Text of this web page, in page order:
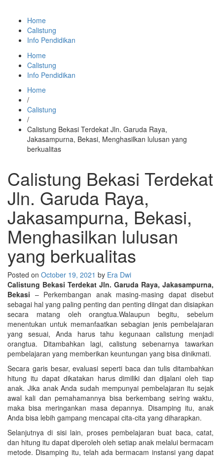
Home
Calistung
Info Pendidikan
Home
Calistung
Info Pendidikan
Home
/
Calistung
/
Calistung Bekasi Terdekat Jln. Garuda Raya,
Jakasampurna, Bekasi, Menghasilkan lulusan yang
berkualitas
Calistung Bekasi Terdekat
Jln. Garuda Raya,
Jakasampurna, Bekasi,
Menghasilkan lulusan
yang berkualitas
Posted on October 19, 2021 by Era Dwi
Calistung Bekasi Terdekat Jln. Garuda Raya, Jakasampurna,
Bekasi – Perkembangan anak masing-masing dapat disebut
sebagai hal yang paling penting dan penting diingat dan disiapkan
secara matang oleh orangtua.Walaupun begitu, sebelum
menentukan untuk memanfaatkan sebagian jenis pembelajaran
yang sesuai, Anda harus tahu kegunaan calistung menjadi
orangtua. Ditambahkan lagi, calistung sebenarnya tawarkan
pembelajaran yang memberikan keuntungan yang bisa dinikmati.
Secara garis besar, evaluasi seperti baca dan tulis ditambahkan
hitung itu dapat dikatakan harus dimiliki dan dijalani oleh tiap
anak. Jika anak Anda sudah mempunyai pembelajaran itu sejak
awal kali dan pemahamannya bisa berkembang seiring waktu,
maka bisa meringankan masa depannya. Disamping itu, anak
Anda bisa lebih gampang mencapai cita-cita yang diharapkan.
Selanjutnya di sisi lain, proses pembelajaran buat baca, catat,
dan hitung itu dapat diperoleh oleh setiap anak melalui bermacam
metode. Disamping itu, telah ada bermacam instansi yang dapat